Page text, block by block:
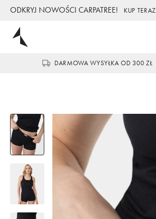
ODKRYJ NOWOŚCI CARPATREE! KUP TERAZ
DARMOWA WYSYŁKA OD 300 ZŁ